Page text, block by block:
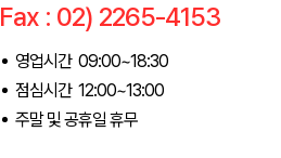
Fax : 02) 2265-4153
영업시간 09:00~18:30
점심시간 12:00~13:00
주말 및 공휴일 휴무